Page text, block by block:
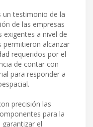
un testimonio de la
de las empresas
a nivel de
permitieron alcanzar
requeridos por el
de contar con
para responder a
precisión las
para la
el